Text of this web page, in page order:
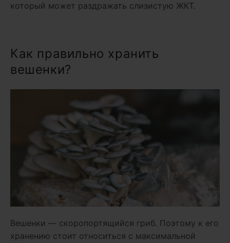
который может раздражать слизистую ЖКТ.
Как правильно хранить
вешенки?
Вешенки — скоропортящийся гриб. Поэтому к его
хранению стоит относиться с максимальной